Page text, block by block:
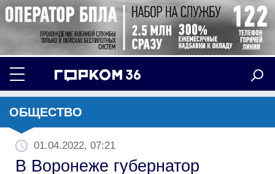
ОБЩЕСТВО
01.04.2022, 07:21
В Воронеже губернатор